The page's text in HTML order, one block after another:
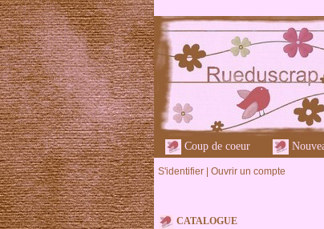
Coup de coeur
S'identifier
Ouvrir un compte
CATALOGUE